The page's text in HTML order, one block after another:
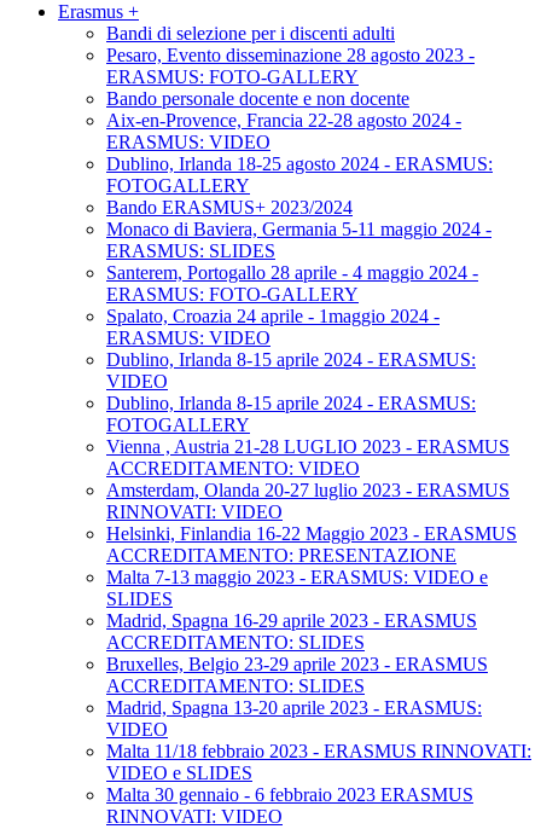
Erasmus +
Bandi di selezione per i discenti adulti
Pesaro, Evento disseminazione 28 agosto 2023 -
ERASMUS: FOTO-GALLERY
Bando personale docente e non docente
Aix-en-Provence, Francia 22-28 agosto 2024 -
ERASMUS: VIDEO
Dublino, Irlanda 18-25 agosto 2024 - ERASMUS:
FOTOGALLERY
Bando ERASMUS+ 2023/2024
Monaco di Baviera, Germania 5-11 maggio 2024 -
ERASMUS: SLIDES
Santerem, Portogallo 28 aprile - 4 maggio 2024 -
ERASMUS: FOTO-GALLERY
Spalato, Croazia 24 aprile - 1maggio 2024 -
ERASMUS: VIDEO
Dublino, Irlanda 8-15 aprile 2024 - ERASMUS:
VIDEO
Dublino, Irlanda 8-15 aprile 2024 - ERASMUS:
FOTOGALLERY
Vienna , Austria 21-28 LUGLIO 2023 - ERASMUS
ACCREDITAMENTO: VIDEO
Amsterdam, Olanda 20-27 luglio 2023 - ERASMUS
RINNOVATI: VIDEO
Helsinki, Finlandia 16-22 Maggio 2023 - ERASMUS
ACCREDITAMENTO: PRESENTAZIONE
Malta 7-13 maggio 2023 - ERASMUS: VIDEO e
SLIDES
Madrid, Spagna 16-29 aprile 2023 - ERASMUS
ACCREDITAMENTO: SLIDES
Bruxelles, Belgio 23-29 aprile 2023 - ERASMUS
ACCREDITAMENTO: SLIDES
Madrid, Spagna 13-20 aprile 2023 - ERASMUS:
VIDEO
Malta 11/18 febbraio 2023 - ERASMUS RINNOVATI:
VIDEO e SLIDES
Malta 30 gennaio - 6 febbraio 2023 ERASMUS
RINNOVATI: VIDEO